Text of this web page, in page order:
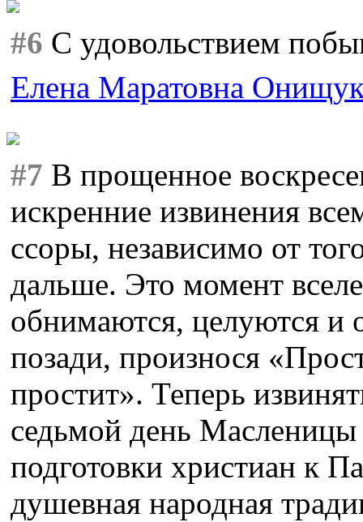
#6 С удовольствием
Елена Маратовна
#7 В прощенное
искренние извинения
ссоры, независимо от
дальше. Это момент
обнимаются, целуются и
позади, произнося
простит». Теперь
седьмой день Масленицы
подготовки христиан к
душевная народная